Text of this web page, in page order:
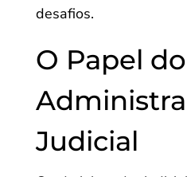
desafios.
O Papel do
Judicial